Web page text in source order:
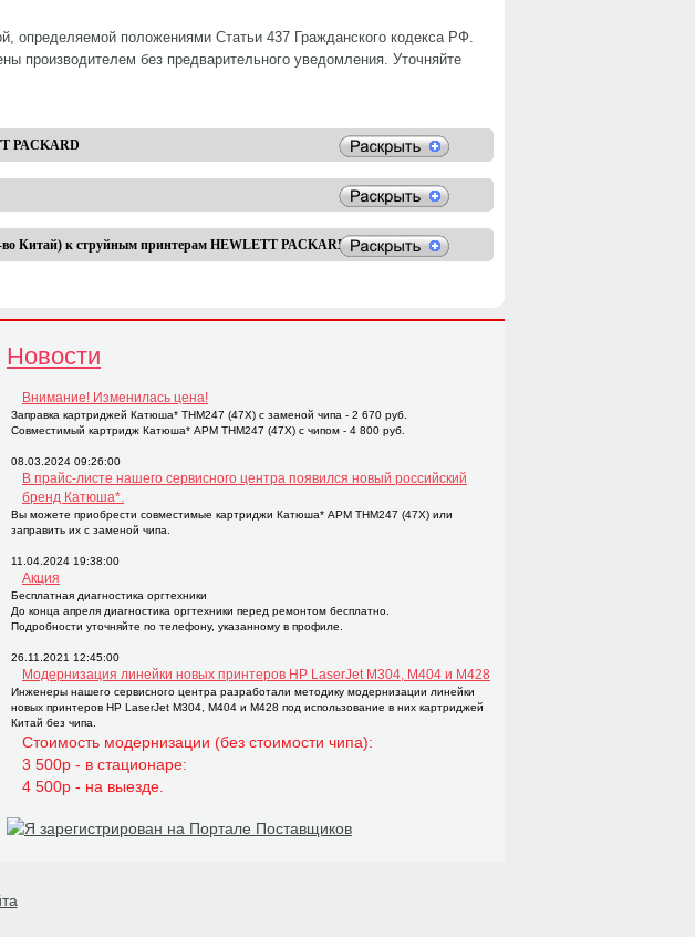
определяемой положениями Статьи 437 Гражданского кодекса РФ.
производителем без предварительного уведомления. Уточняйте
PACKARD
Китай) к струйным принтерам HEWLETT PACKARD
Новости
Внимание! Изменилась цена!
Заправка картриджей Катюша* THM247 (47X) с заменой чипа - 2 670 руб.
Совместимый картридж Катюша* APM THM247 (47X) с чипом - 4 800 руб.
08.03.2024 09:26:00
В прайс-листе нашего сервисного центра появился новый российский
бренд Катюша*.
Вы можете приобрести совместимые картриджи Катюша* APM THM247 (47X) или
заправить их с заменой чипа.
11.04.2024 19:38:00
Акция
Бесплатная диагностика оргтехники
До конца апреля диагностика оргтехники перед ремонтом бесплатно.
Подробности уточняйте по телефону, указанному в профиле.
26.11.2021 12:45:00
Модернизация линейки новых принтеров НР LaserJet M304, M404 и M428
Инженеры нашего сервисного центра разработали методику модернизации линейки
новых принтеров НР LaserJet M304, M404 и M428 под использование в них картриджей
Китай без чипа.
Стоимость модернизации (без стоимости чипа):
3 500р - в стационаре:
4 500р - на выезде.